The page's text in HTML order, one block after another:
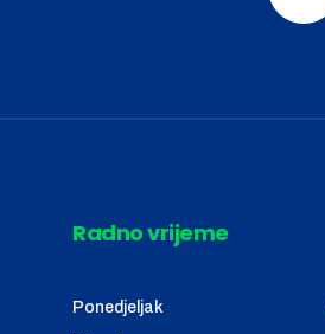
Radno vrijeme
Ponedjeljak